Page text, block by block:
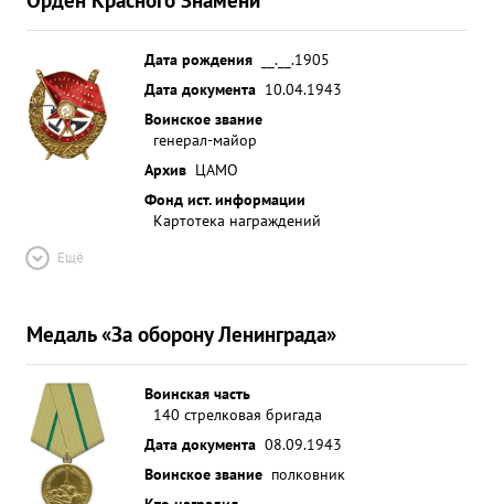
Дата рождения
__.__.1905
Дата документа 10.04.1943
Воинское звание
генерал-майор
Архив ЦАМО
Фонд ист. информации
Картотека награждений
Ещё
Медаль «За оборону Ленинграда»
Воинская часть
140 стрелковая бригада
Дата документа 08.09.1943
Воинское звание полковник